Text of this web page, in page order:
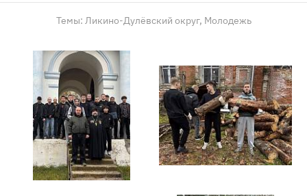
Темы: Ликино-Дулёвский округ, Молодежь